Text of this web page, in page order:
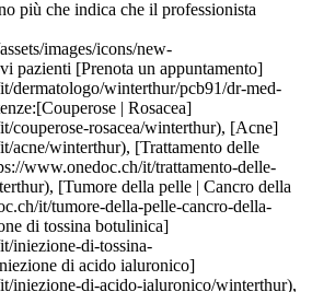
paziente con segno più che indica che il professionista accetta nuovi pazienti](https://www.onedoc.ch/assets/images/icons/new-patients.svg)Accetta nuovi pazienti [Prenota un appuntamento](https://www.onedoc.ch/it/dermatologo/winterthur/pct42/dr-med-jost-bergmann) Competenze:[Trattamento anti-rughe](https://www.onedoc.ch/it/trattamento-anti-rughe/winterthur), [Laser estetico](https://www.onedoc.ch/it/laser-estetico/winterthur), [Iniezione di tossina botulinica](https://www.onedoc.ch/it/iniezione-di-tossina-botulinica/winterthur), [Iniezione di acido ialuronico](https://www.onedoc.ch/it/iniezione-di-acido-ialuronico/winterthur), [Medicina morfologica e anti-invecchiamento](https://www.onedoc.ch/it/medicina-morfologica-e-anti-invecchiamento/winterthur), [Eczema](https://www.onedoc.ch/it/eczema/winterthur), [Rimozione dei nei](https://www.onedoc.ch/it/rimozione-dei-nei/winterthur), [Tumore della pelle | Cancro della pelle](https://www.onedoc.ch/it/tumore-della-pelle-cancro-della-pelle/winterthur)Vedi di più Competenze:[Trattamento anti-rughe](https://www.onedoc.ch/it/trattamento-anti-rughe/winterthur), [Laser estetico](https://www.onedoc.ch/it/laser-estetico/winterthur), [Iniezione di tossina botulinica](https://www.onedoc.ch/it/iniezione-di-tossina-botulinica/winterthur), [Iniezione di acido ialuronico](https://www.onedoc.ch/it/iniezione-di-acido-ialuronico/winterthur), [Medicina morfologica e anti-invecchiamento](https://www.onedoc.ch/it/medicina-morfologica-e-anti-invecchiamento/winterthur), [Eczema](https://www.onedoc.ch/it/eczema/winterthur), [Rimozione dei nei](https://www.onedoc.ch/it/rimozione-dei-nei/winterthur), [Tumore della pelle | Cancro della pelle](https://www.onedoc.ch/it/tumore-della-pelle-cancro-della-pelle/winterthur)Vedi di più [![Dr. med. Miloslav Gütling, dermatologo a Winterthur](https://assets.onedoc.ch/images/users/49253263f0e93b5997864ac53ea9d022e33254dc9e96b766574619ee419141c3-small.jpg "Dr. med. Miloslav Gütling, dermatologo a Winterthur")](https://www.onedoc.ch/it/dermatologo/winterthur/pclzg/dr-med-miloslav-gutling) ### [Dr. med. Miloslav Gütling](https://www.onedoc.ch/it/dermatologo/winterthur/pclzg/dr-med-miloslav-gutling) ![Badge che indica un profilo verificato](https://www.onedoc.ch/assets/images/icons/checkmark.svg) [Dermatologo](https://www.onedoc.ch/it/dermatologo/winterthur), Specialista in medicina estetica [Pallas Winterthur](https://www.onedoc.ch/it/clinica/winterthur/e7m4/pallas-winterthur) Gertrudstrasse 1 8400 Winterthur ![Icona paziente con segno più che indica che il professionista accetta nuovi pazienti](https://www.onedoc.ch/assets/images/icons/new-patients.svg)Accetta nuovi pazienti [Prenota un appuntamento](https://www.onedoc.ch/it/dermatologo/winterthur/pclzg/dr-med-miloslav-gutling) Competenze:[Laser estetico](https://www.onedoc.ch/it/laser-estetico/winterthur), [Iperidrosi | Sudorazione eccessiva](https://www.onedoc.ch/it/iperidrosi-sudorazione-eccessiva/winterthur), [Iniezione di tossina botulinica](https://www.onedoc.ch/it/iniezione-di-tossina-botulinica/winterthur), [Iniezione di acido ialuronico](https://www.onedoc.ch/it/iniezione-di-acido-ialuronico/winterthur), [Iniezione di plasma ricco di piastrine | PRP | Vampire Lift](https://www.onedoc.ch/it/iniezione-di-plasma-ricco-di-piastrine-prp-vampire-lift/winterthur), [Mesoterapia](https://www.onedoc.ch/it/mesoterapia/winterthur)Vedi di più Competenze:[Laser estetico](https://www.onedoc.ch/it/laser-estetico/winterthur), [Iperidrosi | Sudorazione eccessiva](https://www.onedoc.ch/it/iperidrosi-sudorazione-eccessiva/winterthur), [Iniezione di tossina botulinica](https://www.onedoc.ch/it/iniezione-di-tossina-botulinica/winterthur), [Iniezione di acido ialuronico](https://www.onedoc.ch/it/iniezione-di-acido-ialuronico/winterthur), [Iniezione di plasma ricco di piastrine | PRP | Vampire Lift](https://www.onedoc.ch/it/iniezione-di-plasma-ricco-di-piastrine-prp-vampire-lift/winterthur), [Mesoterapia](https://www.onedoc.ch/it/mesoterapia/winterthur)Vedi di più [![Sig.ra Iliana Kourtaki, specialista in medicina estetica a Winterthur](https://assets.onedoc.ch/images/users/ca0a7b765819be02789a4a7bad8c42eeee457cac884883d949f4fa418ce621cd-small.jpg "Sig.ra Iliana Kourtaki, specialista in medicina estetica a Winterthur")](https://www.onedoc.ch/it/specialista-in-medicina-estetica/winterthur/pcsad/iliana-kourtaki) ### [Sig.ra Iliana Kourtaki](https://www.onedoc.ch/it/specialista-in-medicina-estetica/winterthur/pcsad/iliana-kourtaki) ![Badge che indica un profilo verificato](https://www.onedoc.ch/assets/images/icons/checkmark.svg) Specialista in medicina estetica [Pallas Winterthur](https://www.onedoc.ch/it/clinica/winterthur/e7m4/pallas-winterthur) Gertrudstrasse 1 8400 Winterthur ![Icona paziente con segno più che indica che il professionista accetta nuovi pazienti](https://www.onedoc.ch/assets/images/icons/new-patients.svg)Accetta nuovi pazienti [Prenota un appuntamento](https://www.onedoc.ch/it/specialista-in-medicina-estetica/winterthur/pcsad/iliana-kourtaki) Competenze:[Laser estetico](https://www.onedoc.ch/it/laser-estetico/winterthur), [Acne](https://www.onedoc.ch/it/acne/winterthur), [Eczema](https://www.onedoc.ch/it/eczema/winterthur), [Controllo della pelle](https://www.onedoc.ch/it/controllo-della-pelle/winterthur), [Iniezione di